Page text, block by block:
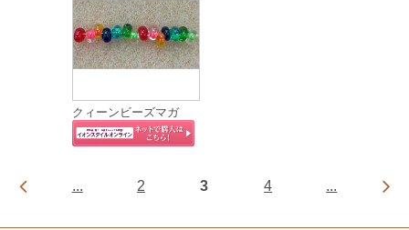
クィーンビーズマガ
... 2 3 4 ...